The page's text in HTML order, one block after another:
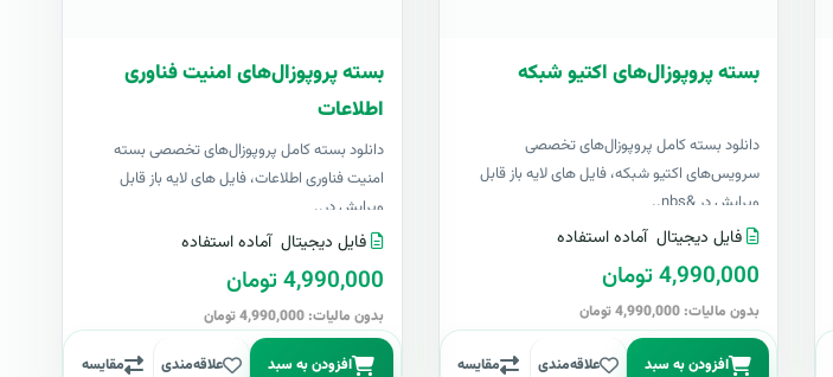
بسته پروپوزال‌های اکتیو شبکه
دانلود بسته کامل پروپوزال‌های تخصصی
سرویس‌های اکتیو شبکه، فایل های لایه باز قابل
ویرایش در &nbs..
فایل دیجیتال آماده استفاده
4,990,000 تومان
بدون مالیات: 4,990,000 تومان
افزودن به سبد علاقه‌مندی مقایسه
بسته پروپوزال‌های امنیت فناوری
اطلاعات
دانلود بسته کامل پروپوزال‌های تخصصی بسته
امنیت فناوری اطلاعات، فایل های لایه باز قابل
ویرایش در..
فایل دیجیتال آماده استفاده
4,990,000 تومان
بدون مالیات: 4,990,000 تومان
افزودن به سبد علاقه‌مندی مقایسه